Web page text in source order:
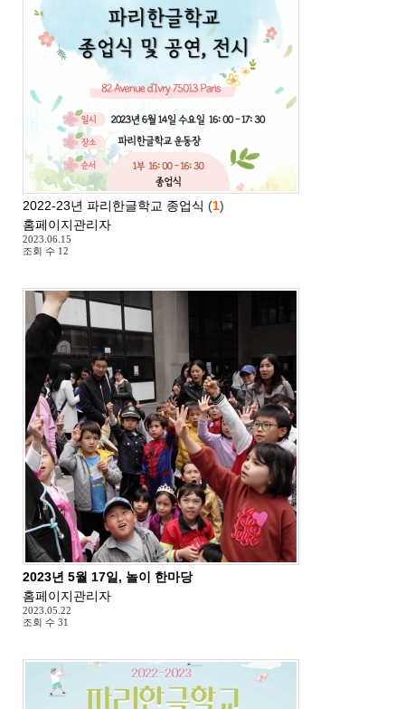
2022-23년 파리한글학교 종업식 (1)
홈페이지관리자
2023.06.15
조회 수 12
2023년 5월 17일, 놀이 한마당
홈페이지관리자
2023.05.22
조회 수 31